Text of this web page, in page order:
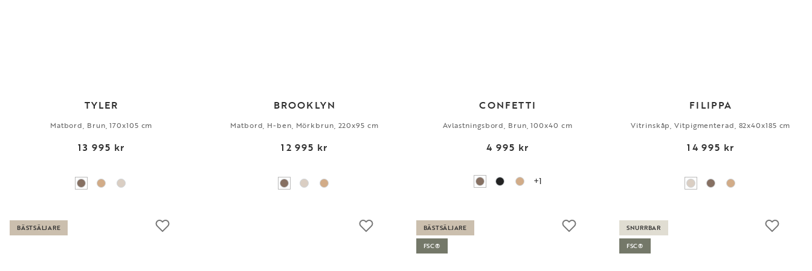
TYLER
Matbord, Brun, 170x105 cm
13 995 kr
BROOKLYN
Matbord, H-ben, Mörkbrun, 220x95 cm
12 995 kr
CONFETTI
Avlastningsbord, Brun, 100x40 cm
4 995 kr
+1
FILIPPA
Vitrinskåp, Vitpigmenterad, 82x40x185 cm
14 995 kr
BÄSTSÄLJARE
BÄSTSÄLJARE
FSC®
SNURRBAR
FSC®